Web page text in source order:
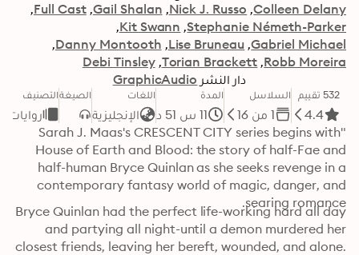
Colleen Delany
Nick J. Russo
Gail Shalan
Full Cast
Stephanie Németh-Parker
Kit Swann
Gabriel Michael
Lise Bruneau
Danny Montooth
Robb Moreira
Torian Brackett
Debi Tinsley
دار النشر GraphicAudio
532 تقييم
4.4
السلاسل
1 من 16
المدة
11 س 51 د
اللغات
الإنجليزية
الصيغةالتصنيف
روايات
searing romance.
closest friends, leaving her bereft, wounded, and alone.